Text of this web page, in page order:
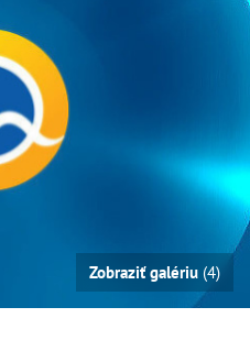
Zobraziť galériu (4)